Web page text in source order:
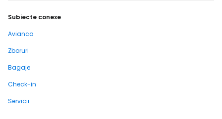
Subiecte conexe
Avianca
Zboruri
Bagaje
Check-in
Servicii